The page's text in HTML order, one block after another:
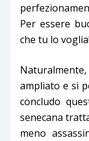
Per essere
che tu lo voglia!
ampliato e si
concludo
senecana
meno